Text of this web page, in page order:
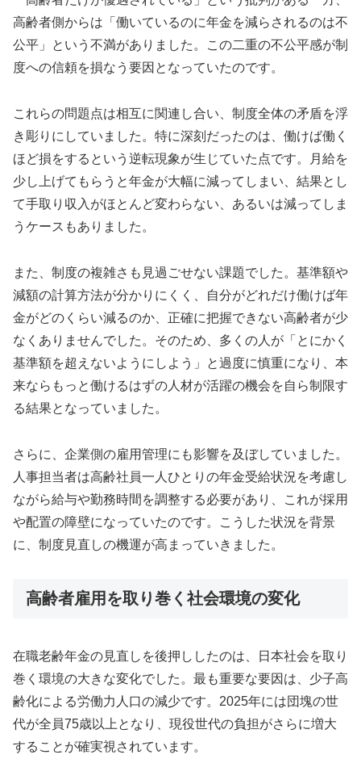
高齢者側からは「働いているのに年金を減らされるのは不
公平」という不満がありました。この二重の不公平感が制
度への信頼を損なう要因となっていたのです。
これらの問題点は相互に関連し合い、制度全体の矛盾を浮
き彫りにしていました。特に深刻だったのは、働けば働く
ほど損をするという逆転現象が生じていた点です。月給を
少し上げてもらうと年金が大幅に減ってしまい、結果とし
て手取り収入がほとんど変わらない、あるいは減ってしま
うケースもありました。
また、制度の複雑さも見過ごせない課題でした。基準額や
減額の計算方法が分かりにくく、自分がどれだけ働けば年
金がどのくらい減るのか、正確に把握できない高齢者が少
なくありませんでした。そのため、多くの人が「とにかく
基準額を超えないようにしよう」と過度に慎重になり、本
来ならもっと働けるはずの人材が活躍の機会を自ら制限す
る結果となっていました。
さらに、企業側の雇用管理にも影響を及ぼしていました。
人事担当者は高齢社員一人ひとりの年金受給状況を考慮し
ながら給与や勤務時間を調整する必要があり、これが採用
や配置の障壁になっていたのです。こうした状況を背景
に、制度見直しの機運が高まっていきました。
高齢者雇用を取り巻く社会環境の変化
在職老齢年金の見直しを後押ししたのは、日本社会を取り
巻く環境の大きな変化でした。最も重要な要因は、少子高
齢化による労働力人口の減少です。2025年には団塊の世
代が全員75歳以上となり、現役世代の負担がさらに増大
することが確実視されています。